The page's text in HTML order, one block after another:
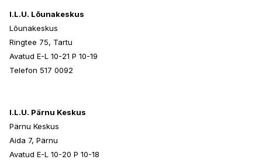
I.L.U. Lõunakeskus
Lõunakeskus
Ringtee 75, Tartu
Avatud E-L 10-21 P 10-19
Telefon 517 0092
I.L.U. Pärnu Keskus
Pärnu Keskus
Aida 7, Pärnu
Avatud E-L 10-20 P 10-18